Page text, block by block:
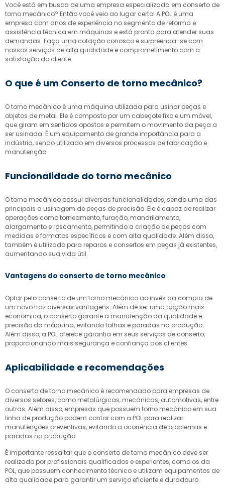
Você está em busca de uma empresa especializada em conserto de
torno mecânico? Então você veio ao lugar certo! A POL é uma
empresa com anos de experiência no segmento de reforma e
assistência técnica em máquinas e está pronta para atender suas
demandas. Faça uma cotação conosco e surpreenda-se com
nossos serviços de alta qualidade e comprometimento com a
satisfação do cliente.
O que é um Conserto de torno mecânico?
O torno mecânico é uma máquina utilizada para usinar peças e
objetos de metal. Ele é composto por um cabeçote fixo e um móvel,
que giram em sentidos opostos e permitem o movimento da peça a
ser usinada. É um equipamento de grande importância para a
indústria, sendo utilizado em diversos processos de fabricação e
manutenção.
Funcionalidade do torno mecânico
O torno mecânico possui diversas funcionalidades, sendo uma das
principais a usinagem de peças de precisão. Ele é capaz de realizar
operações como torneamento, furação, mandrilamento,
alargamento e roscamento, permitindo a criação de peças com
medidas e formatos específicos e com alta qualidade. Além disso,
também é utilizado para reparos e consertos em peças já existentes,
aumentando sua vida útil.
Vantagens do conserto de torno mecânico
Optar pelo conserto de um torno mecânico ao invés da compra de
um novo traz diversas vantagens. Além de ser uma opção mais
econômica, o conserto garante a manutenção da qualidade e
precisão da máquina, evitando falhas e paradas na produção.
Além disso, a POL oferece garantia em seus serviços de conserto,
proporcionando mais segurança e confiança aos clientes.
Aplicabilidade e recomendações
O conserto de torno mecânico é recomendado para empresas de
diversos setores, como metalúrgicas, mecânicas, automotivas, entre
outras. Além disso, empresas que possuem torno mecânico em sua
linha de produção podem contar com a POL para realizar
manutenções preventivas, evitando a ocorrência de problemas e
paradas na produção.
É importante ressaltar que o conserto de torno mecânico deve ser
realizado por profissionais qualificados e experientes, como os da
POL, que possuem conhecimento técnico e utilizam equipamentos de
alta qualidade para garantir um serviço eficiente e duradouro.